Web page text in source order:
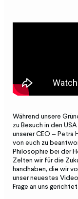
Während unsere
zu Besuch in den
unserer CEO – Petra
von euch zu
Philosophie bei der
Zelten wir für die
handhaben, die wir
unser neuestes Video
Frage an uns